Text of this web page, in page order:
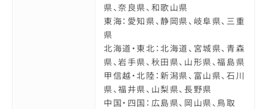
県、奈良県、和歌山県
東海：愛知県、静岡県、岐阜県、三重
県
北海道・東北：北海道、宮城県、青森
県、岩手県、秋田県、山形県、福島県
甲信越・北陸：新潟県、富山県、石川
県、福井県、山梨県、長野県
中国・四国：広島県、岡山県、鳥取